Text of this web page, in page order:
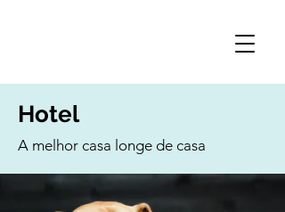
Hotel
A melhor casa longe de casa